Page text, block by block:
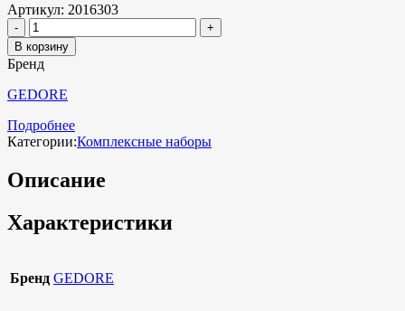
Артикул: 2016303
В корзину
Бренд
GEDORE
Подробнее
Категории:Комплексные наборы
Описание
Характеристики
Бренд GEDORE